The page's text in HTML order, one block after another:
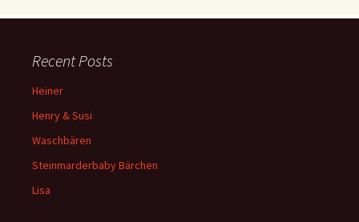
Recent Posts
Heiner
Henry & Susi
Waschbären
Steinmarderbaby Bärchen
Lisa